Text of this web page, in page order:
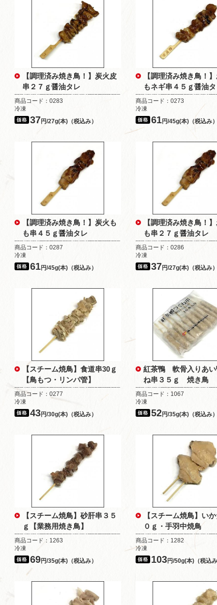
【調理済み焼き鳥！】炭火皮
串２７ｇ醤油タレ
商品コード：0283
冷凍
37円/27g(本)（税込み）
【調理済み焼き鳥！
もネギ串４５ｇ醤油
商品コード：0273
冷凍
61円/45g(本)（税込み
【調理済み焼き鳥！】炭火も
も串４５ｇ醤油タレ
商品コード：0287
冷凍
61円/45g(本)（税込み）
【調理済み焼き鳥！
も串２７ｇ醤油タレ
商品コード：0286
冷凍
37円/27g(本)（税込み
【スチーム焼鳥】食道串30ｇ
【鳥もつ・リンパ管】
商品コード：0277
冷凍
43円/30g(本)（税込み）
紅茶鴨 軟骨入りあい
ね串３５ｇ 焼き鳥
商品コード：1067
冷凍
52円/35g(本)（税込み
【スチーム焼鳥】砂肝串３５
ｇ【業務用焼き鳥】
商品コード：1263
冷凍
69円/35g(本)（税込み）
【スチーム焼鳥】い
０ｇ・手羽中焼鳥
商品コード：1282
冷凍
103円/50g(本)（税込